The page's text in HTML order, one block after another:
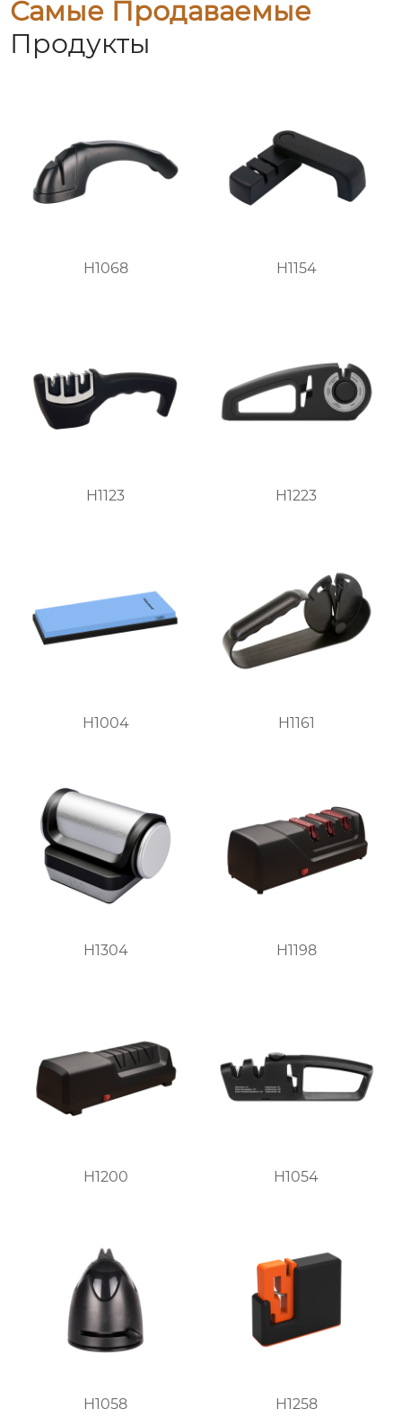
Самые Продаваемые
Продукты
H1068 H1154
H1123 H1223
H1004 H1161
H1304 H1198
H1200 H1054
H1058 H1258